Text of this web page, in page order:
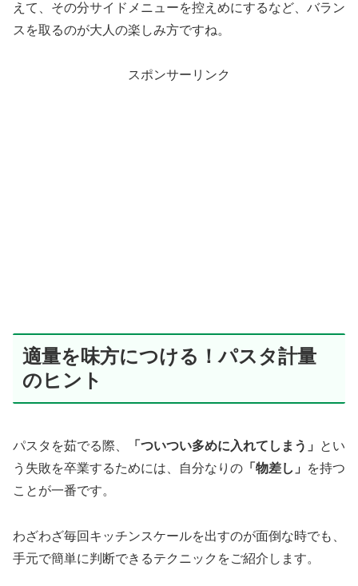
えて、その分サイドメニューを控えめにするなど、バラン
スを取るのが大人の楽しみ方ですね。
スポンサーリンク
適量を味方につける！パスタ計量
のヒント
パスタを茹でる際、 「ついつい多めに入れてしまう」
とい
う失敗を卒業するためには、自分なりの 「物差し」
を持つ
ことが一番です。
わざわざ毎回キッチンスケールを出すのが面倒な時でも、
手元で簡単に判断できるテクニックをご紹介します。